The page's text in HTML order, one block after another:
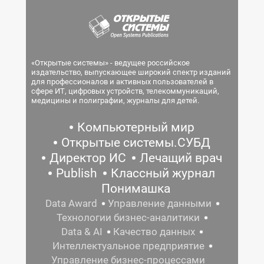
«Открытые системы» - ведущее российское
издательство, выпускающее широкий спектр изданий
для профессионалов и активных пользователей в
сфере ИТ, цифровых устройств, телекоммуникаций,
медицины и полиграфии, журналы для детей.
Компьютерный мир
Открытые системы.СУБД
Директор ИС
Лечащий врач
Publish
Классный журнал
Понимашка
Data Award
Управление данными
Технологии бизнес-аналитики
Data & AI
Качество данных
Интеллектуальное предприятие
Управление бизнес-процессами